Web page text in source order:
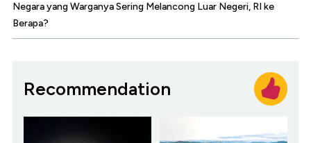
Negara yang Warganya Sering Melancong Luar Negeri, RI ke
Berapa?
Recommendation